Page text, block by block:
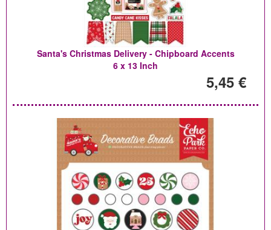
Santa's Christmas Delivery - Chipboard Accents
6 x 13 Inch
5,45 €